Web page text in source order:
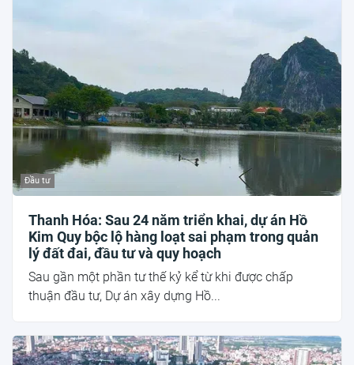
Đầu tư
Thanh Hóa: Sau 24 năm triển khai, dự án Hồ
Kim Quy bộc lộ hàng loạt sai phạm trong quản
lý đất đai, đầu tư và quy hoạch
Sau gần một phần tư thế kỷ kể từ khi được chấp
thuận đầu tư, Dự án xây dựng Hồ...